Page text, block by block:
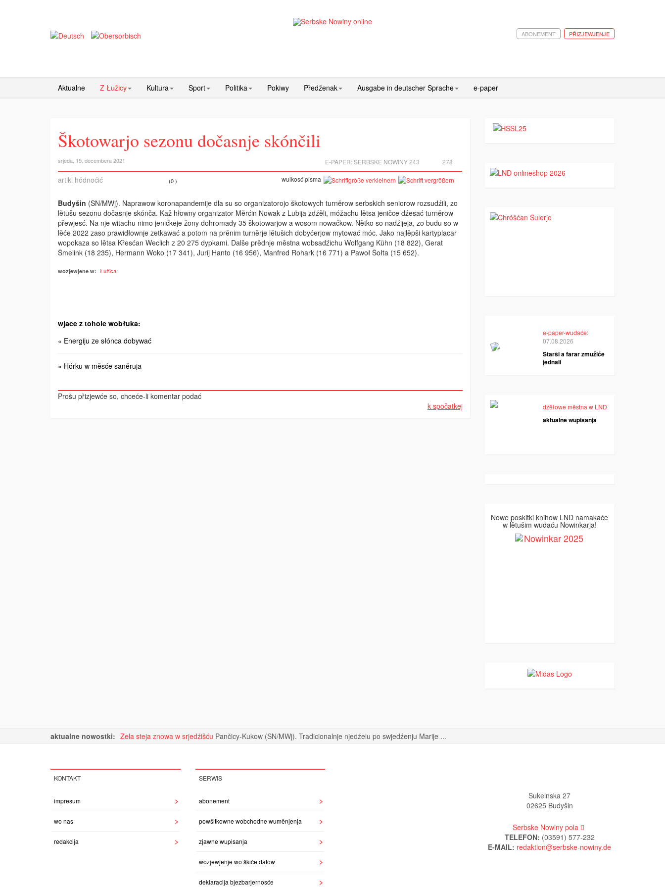
PŘIZJEWJENJE
ABONEMENT
Aktualne Z Łužicy Kultura Sport Politika Pokiwy Předźenak Ausgabe in deutscher Sprache e-paper
Škotowarjo sezonu dočasnje skónčili
srjeda, 15. decembera 2021 278
E-PAPER:SERBSKE NOWINY 243
artikl hódnoćić (0 ) wulkosć pisma
Budyšin (SN/MWj). Naprawow koronapandemije dla su so organizatorojo škotowych turněrow serbskich seniorow rozsudźili, zo
lětušu sezonu dočasnje skónča. Kaž hłowny organizator Měrćin Nowak z Lubija zdźěli, móžachu lětsa jenič­ce dźesać turněrow
přewjesć. Na nje witachu nimo jeničkeje žony dohromady 35 škotowarjow a wosom nowačkow. Nětko so nadźijeja, zo budu so w
lěće 2022 zaso prawidłownje zetkawać a potom na prěnim turněrje lětušich dobyćerjow mytować móc. Jako najlěpši kartyplacar
wopokaza so lětsa Křesćan Weclich z 20 275 dypkami. Dalše prědnje městna wobsadźichu Wolfgang Kühn (18 822), Gerat
Šmelink (18 235), Hermann Woko (17 341), Jurij Hanto (16 956), Manfred Rohark (16 771) a Pawoł Šołta (15 652).
wozjewjene w: Łužica
wjace z tohole wobłuka:
« Energiju ze słónca dobywać
« Hórku w měsće saněruja
Prošu přizjewće so, chceće-li komentar podać
k spočatkej
e-paper-wudaće:
07.08.2026
Starši a farar zmužiće
jednali
dźěłowe městna w LND
aktualne wupisanja
Nowe poskitki knihow LND namakaće
w lětušim wudaću Nowinkarja!
aktualne nowostki: Zela steja znowa w srjedźišću Pančicy-Kukow (SN/MWj). Tradicionalnje njedźelu po swjedźenju Marije ...
KONTAKT
impresum
wo nas
redakcija
SERWIS
abonement
powšitkowne wobchodne wuměnjenja
zjawne wupisanja
wozjewjenje wo škiće datow
deklaracija bjezbarjernosće
Sukelnska 27
02625 Budyšin
Serbske Nowiny pola
TELEFON: (03591) 577-232
E-MAIL: